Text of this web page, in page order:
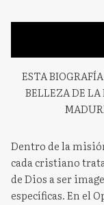
ESTA
BELLEZA DE
Dentro de la
cada cristiano
de Dios a ser
específicas. En el